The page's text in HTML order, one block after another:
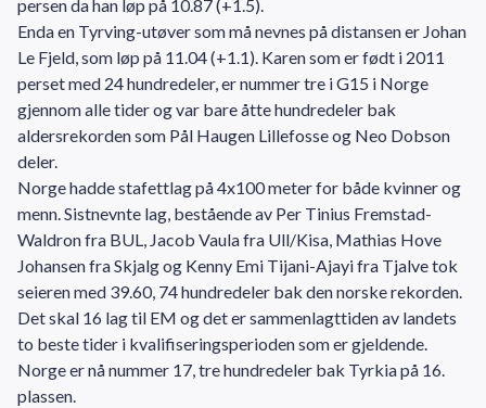
persen da han løp på 10.87 (+1.5).
Enda en Tyrving-utøver som må nevnes på distansen er Johan
Le Fjeld, som løp på 11.04 (+1.1). Karen som er født i 2011
perset med 24 hundredeler, er nummer tre i G15 i Norge
gjennom alle tider og var bare åtte hundredeler bak
aldersrekorden som Pål Haugen Lillefosse og Neo Dobson
deler.
Norge hadde stafettlag på 4x100 meter for både kvinner og
menn. Sistnevnte lag, bestående av Per Tinius Fremstad-
Waldron fra BUL, Jacob Vaula fra Ull/Kisa, Mathias Hove
Johansen fra Skjalg og Kenny Emi Tijani-Ajayi fra Tjalve tok
seieren med 39.60, 74 hundredeler bak den norske rekorden.
Det skal 16 lag til EM og det er sammenlagttiden av landets
to beste tider i kvalifiseringsperioden som er gjeldende.
Norge er nå nummer 17, tre hundredeler bak Tyrkia på 16.
plassen.